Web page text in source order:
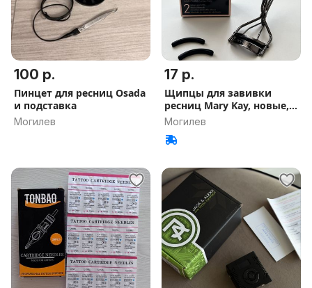
100 р.
Пинцет для ресниц Osada
и подставка
Могилев
17 р.
Щипцы для завивки
ресниц Mary Kay, новые,
оригинал
Могилев